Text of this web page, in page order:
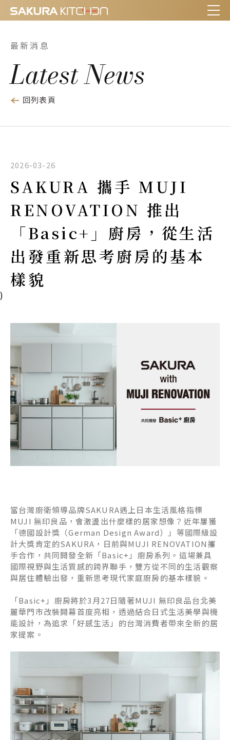
最新消息
Latest News
回列表頁
2026-03-26
SAKURA 攜手 MUJI
RENOVATION 推出
「Basic+」廚房，從生活
出發重新思考廚房的基本
樣貌
)
當台灣廚衛領導品牌SAKURA遇上日本生活風格指標
MUJI 無印良品，會激盪出什麼樣的居家想像？近年屢獲
「德國設計獎（German Design Award）」等國際級設
計大獎肯定的SAKURA，日前與MUJI RENOVATION攜
手合作，共同開發全新「Basic+」廚房系列。這場兼具
國際視野與生活質感的跨界聯手，雙方從不同的生活觀察
與居住體驗出發，重新思考現代家庭廚房的基本樣貌。
「Basic+」廚房將於3月27日隨著MUJI 無印良品台北美
麗華門市改裝開幕首度亮相，透過結合日式生活美學與機
能設計，為追求「好感生活」的台灣消費者帶來全新的居
家提案。